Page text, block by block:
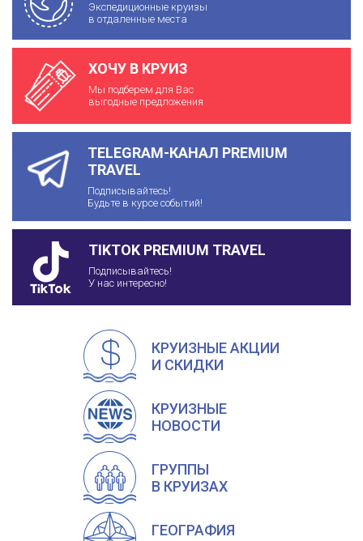
Экспедиционные круизы
в отдаленные места
ХОЧУ В КРУИЗ
Мы подберем для Вас
выгодные предложения
TELEGRAM-КАНАЛ PREMIUM
TRAVEL
Подписывайтесь!
Будьте в курсе событий!
TIKTOK PREMIUM TRAVEL
Подписывайтесь!
У нас интересно!
КРУИЗНЫЕ АКЦИИ
И СКИДКИ
КРУИЗНЫЕ
НОВОСТИ
ГРУППЫ
В КРУИЗАХ
ГЕОГРАФИЯ